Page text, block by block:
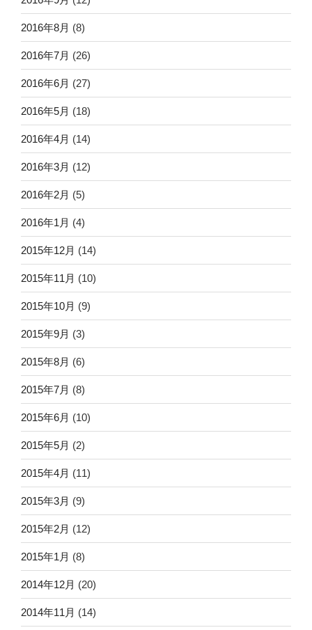
2016年8月 (8)
2016年7月 (26)
2016年6月 (27)
2016年5月 (18)
2016年4月 (14)
2016年3月 (12)
2016年2月 (5)
2016年1月 (4)
2015年12月 (14)
2015年11月 (10)
2015年10月 (9)
2015年9月 (3)
2015年8月 (6)
2015年7月 (8)
2015年6月 (10)
2015年5月 (2)
2015年4月 (11)
2015年3月 (9)
2015年2月 (12)
2015年1月 (8)
2014年12月 (20)
2014年11月 (14)